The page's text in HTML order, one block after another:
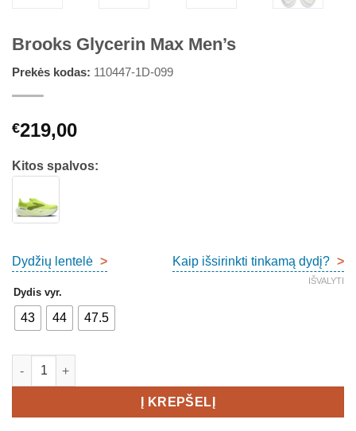
Brooks Glycerin Max Men’s
Prekės kodas: 110447-1D-099
€219,00
Kitos spalvos:
Dydžių lentelė > Kaip išsirinkti tinkamą dydį? >
Dydis vyr.
43 44 47.5
IŠVALYTI
produkto kiekis: Brooks Glycerin Max Men's
Į KREPŠELĮ